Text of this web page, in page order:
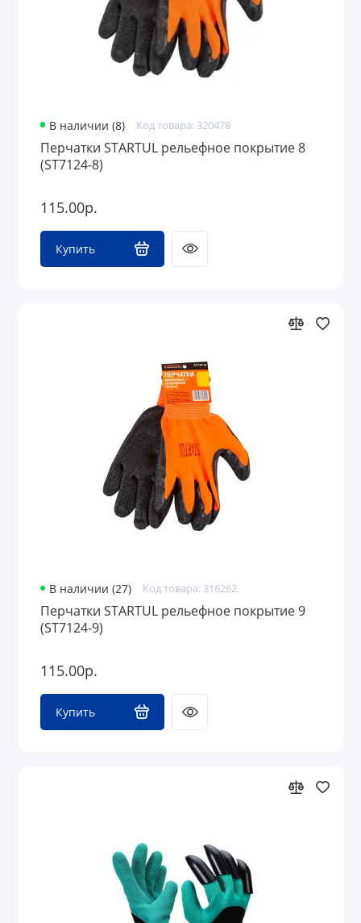
В наличии (8) Код товара: 320478
Перчатки STARTUL рельефное покрытие 8
(ST7124-8)
115.00р.
Купить
В наличии (27) Код товара: 316262
Перчатки STARTUL рельефное покрытие 9
(ST7124-9)
115.00р.
Купить